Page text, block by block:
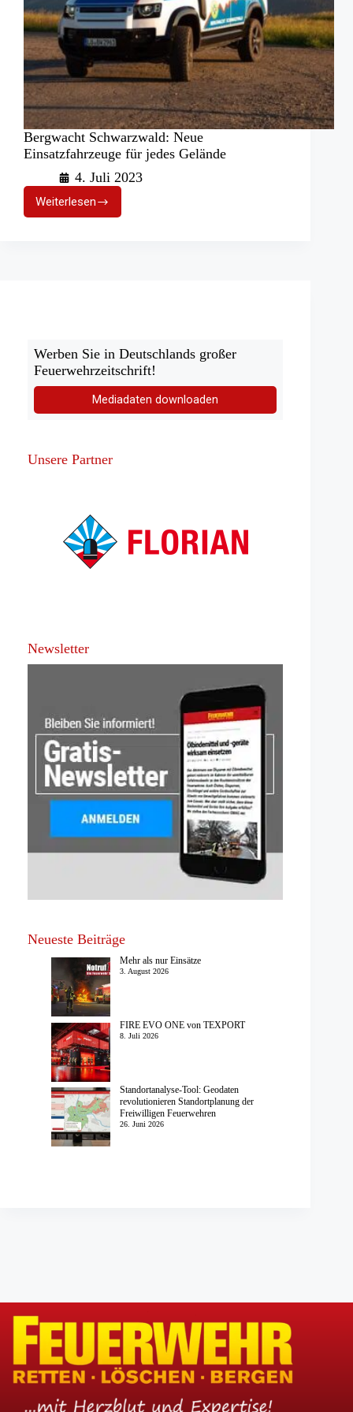
Bergwacht Schwarzwald: Neue
Einsatzfahrzeuge für jedes Gelände
4. Juli 2023
WeiterlesenBergwacht
Schwarzwald:
Werben Sie in Deutschlands großer
Feuerwehrzeitschrift!
Mediadaten downloaden
Unsere Partner
Newsletter
Neueste Beiträge
Mehr als nur Einsätze
3. August 2026
FIRE EVO ONE von TEXPORT
8. Juli 2026
Standortanalyse-Tool: Geodaten
revolutionieren Standortplanung der
Freiwilligen Feuerwehren
26. Juni 2026